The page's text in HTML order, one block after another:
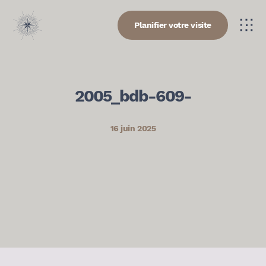
Planifier votre visite
2005_bdb-609-
16 juin 2025